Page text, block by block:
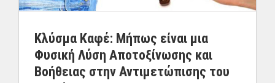
Κλύσμα Καφέ: Μήπως είναι μια
Φυσική Λύση Αποτοξίνωσης και
Βοήθειας στην Αντιμετώπισης του